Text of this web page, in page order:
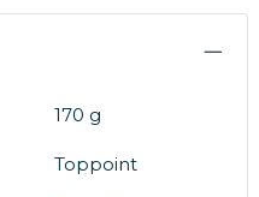
170 g
Toppoint